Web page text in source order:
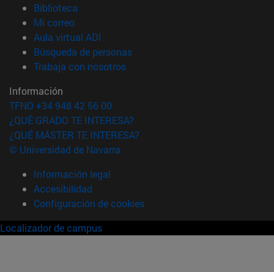
Biblioteca
Mi correo(abre en nueva ventana)
Aula virtual ADI
Búsqueda de personas(abre en nueva ventana)
Trabaja con nosotros(abre en nueva ventana)
Información
TFNO +34 948 42 56 00
¿QUÉ GRADO TE INTERESA?
¿QUÉ MÁSTER TE INTERESA?
© Universidad de Navarra
Información legal
Accesibilidad
Configuración de cookies
Localizador de campus